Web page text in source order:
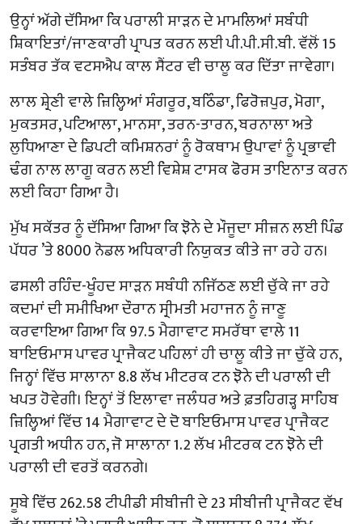
ਉਨ੍ਹਾਂ ਅੱਗੇ ਦੱਸਿਆ ਕਿ ਪਰਾਲੀ ਸਾੜਨ ਦੇ ਮਾਮਲਿਆਂ ਸਬੰਧੀ
ਸ਼ਿਕਾਇਤਾਂ/ਜਾਣਕਾਰੀ ਪ੍ਰਾਪਤ ਕਰਨ ਲਈ ਪੀ.ਪੀ.ਸੀ.ਬੀ. ਵੱਲੋਂ 15
ਸਤੰਬਰ ਤੱਕ ਵਟਸਐਪ ਕਾਲ ਸੈਂਟਰ ਵੀ ਚਾਲੂ ਕਰ ਦਿੱਤਾ ਜਾਵੇਗਾ।
ਲਾਲ ਸ਼੍ਰੇਣੀ ਵਾਲੇ ਜ਼ਿਲ੍ਹਿਆਂ ਸੰਗਰੂਰ, ਬਠਿੰਡਾ, ਫਿਰੋਜ਼ਪੁਰ, ਮੋਗਾ,
ਮੁਕਤਸਰ, ਪਟਿਆਲਾ, ਮਾਨਸਾ, ਤਰਨ-ਤਾਰਨ, ਬਰਨਾਲਾ ਅਤੇ
ਲੁਧਿਆਣਾ ਦੇ ਡਿਪਟੀ ਕਮਿਸ਼ਨਰਾਂ ਨੂੰ ਰੋਕਥਾਮ ਉਪਾਵਾਂ ਨੂੰ ਪ੍ਰਭਾਵੀ
ਢੰਗ ਨਾਲ ਲਾਗੂ ਕਰਨ ਲਈ ਵਿਸ਼ੇਸ਼ ਟਾਸਕ ਫੋਰਸ ਤਾਇਨਾਤ ਕਰਨ
ਲਈ ਕਿਹਾ ਗਿਆ ਹੈ।
ਮੁੱਖ ਸਕੱਤਰ ਨੂੰ ਦੱਸਿਆ ਗਿਆ ਕਿ ਝੋਨੇ ਦੇ ਮੌਜੂਦਾ ਸੀਜ਼ਨ ਲਈ ਪਿੰਡ
ਪੱਧਰ ’ਤੇ 8000 ਨੋਡਲ ਅਧਿਕਾਰੀ ਨਿਯੁਕਤ ਕੀਤੇ ਜਾ ਰਹੇ ਹਨ।
ਫਸਲੀ ਰਹਿੰਦ-ਖੂੰਹਦ ਸਾੜਨ ਸਬੰਧੀ ਨਜਿੱਠਣ ਲਈ ਚੁੱਕੇ ਜਾ ਰਹੇ
ਕਦਮਾਂ ਦੀ ਸਮੀਖਿਆ ਦੌਰਾਨ ਸ੍ਰੀਮਤੀ ਮਹਾਜਨ ਨੂੰ ਜਾਣੂ
ਕਰਵਾਇਆ ਗਿਆ ਕਿ 97.5 ਮੈਗਾਵਾਟ ਸਮਰੱਥਾ ਵਾਲੇ 11
ਬਾਇਓਮਾਸ ਪਾਵਰ ਪ੍ਰਾਜੈਕਟ ਪਹਿਲਾਂ ਹੀ ਚਾਲੂ ਕੀਤੇ ਜਾ ਚੁੱਕੇ ਹਨ,
ਜਿਨ੍ਹਾਂ ਵਿੱਚ ਸਾਲਾਨਾ 8.8 ਲੱਖ ਮੀਟਰਕ ਟਨ ਝੋਨੇ ਦੀ ਪਰਾਲੀ ਦੀ
ਖਪਤ ਹੋਵੇਗੀ। ਇਨ੍ਹਾਂ ਤੋਂ ਇਲਾਵਾ ਜਲੰਧਰ ਅਤੇ ਫ਼ਤਹਿਗੜ੍ਹ ਸਾਹਿਬ
ਜ਼ਿਲ੍ਹਿਆਂ ਵਿੱਚ 14 ਮੈਗਾਵਾਟ ਦੇ ਦੋ ਬਾਇਓਮਾਸ ਪਾਵਰ ਪ੍ਰਾਜੈਕਟ
ਪ੍ਰਗਤੀ ਅਧੀਨ ਹਨ, ਜੋ ਸਾਲਾਨਾ 1.2 ਲੱਖ ਮੀਟਰਕ ਟਨ ਝੋਨੇ ਦੀ
ਪਰਾਲੀ ਦੀ ਵਰਤੋਂ ਕਰਨਗੇ।
ਸੂਬੇ ਵਿੱਚ 262.58 ਟੀਪੀਡੀ ਸੀਬੀਜੀ ਦੇ 23 ਸੀਬੀਜੀ ਪ੍ਰਾਜੈਕਟ ਵੱਖ